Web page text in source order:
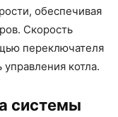
обеспечивая
Скорость
переключателя
котла.
системы